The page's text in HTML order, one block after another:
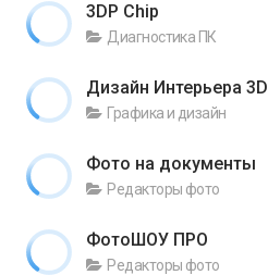
3DP Chip
Диагностика ПК
Дизайн Интерьера 3D
Графика и дизайн
Фото на документы
Редакторы фото
ФотоШОУ ПРО
Редакторы фото